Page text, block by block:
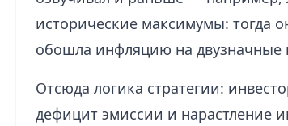
исторические максимумы: тогда
обошла инфляцию на двузначные
Отсюда логика стратегии:
дефицит эмиссии и нарастление